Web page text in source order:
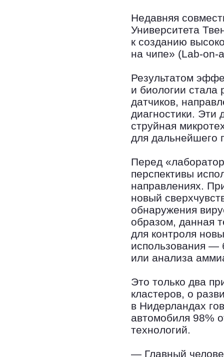
Недавняя
Университета
к созданию
на чипе» (Lab-on-
Результатом
и биологии стала
датчиков,
диагностики. Эти
струйная
для дальнейшего
Перед
перспективы
направлениях.
новый
обнаружения
образом, данная
для контроля
использования —
или анализа
Это только два
кластеров, о
в Нидерландах
автомобиля 98%
технологий.
— Главный